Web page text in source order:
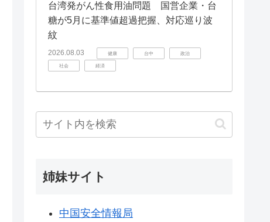
台湾発がん性食用油問題 国営企業・台
糖が5月に基準値超過把握、対応巡り波
紋
2026.08.03 健康 台中 政治
社会 経済
姉妹サイト
中国安全情報局